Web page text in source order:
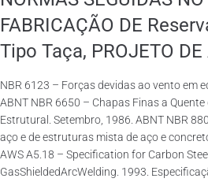
FABRICAÇÃO DE
Tipo Taça, PROJETO
NBR 6123 – Forças devidas ao vento em
ABNT NBR 6650 – Chapas Finas a
Estrutural. Setembro, 1986. ABNT NBR
aço e de estruturas mista de aço e
AWS A5.18 – Specification for Carbon
GasShieldedArcWelding. 1993.